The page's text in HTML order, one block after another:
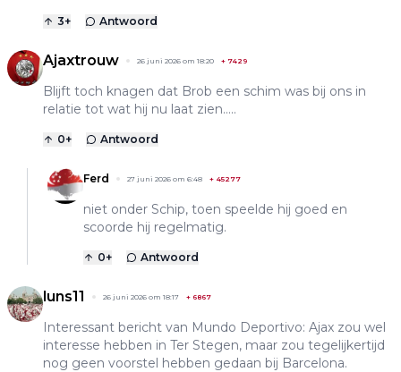
3+ Antwoord
Ajaxtrouw 26 juni 2026 om 18:20 + 7429
Blijft toch knagen dat Brob een schim was bij ons in
relatie tot wat hij nu laat zien…..
0+ Antwoord
Ferd 27 juni 2026 om 6:48 + 45277
niet onder Schip, toen speelde hij goed en
scoorde hij regelmatig.
0+ Antwoord
luns11 26 juni 2026 om 18:17 + 6867
Interessant bericht van Mundo Deportivo: Ajax zou wel
interesse hebben in Ter Stegen, maar zou tegelijkertijd
nog geen voorstel hebben gedaan bij Barcelona.